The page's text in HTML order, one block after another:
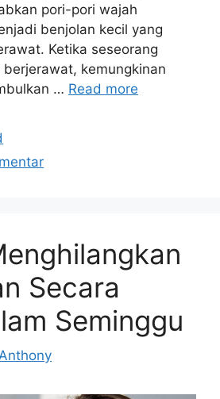
pori-pori wajah
benjolan kecil yang
Ketika seseorang
kemungkinan
… Read more
Secara
Seminggu